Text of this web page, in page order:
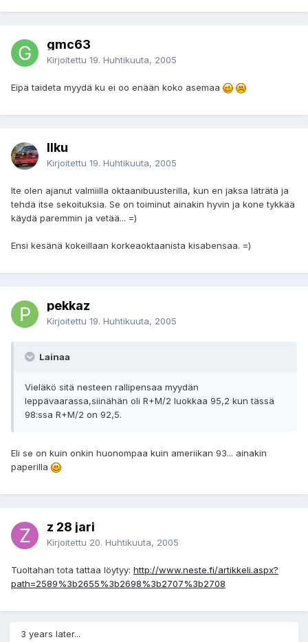
gmc63
Kirjoitettu 19. Huhtikuuta, 2005
Eipä taideta myydä ku ei oo enään koko asemaa
Ilku
Kirjoitettu 19. Huhtikuuta, 2005
Ite olen ajanut valmiilla oktaanibuusterilla, kun en jaksa läträtä ja
tehdä itse sekoituksia. Se on toiminut ainakin hyvin ja kone tykkää
käydä paremmin ja vetää... =)
Ensi kesänä kokeillaan korkeaoktaanista kisabensaa. =)
pekkaz
Kirjoitettu 19. Huhtikuuta, 2005
Lainaa
Vieläkö sitä nesteen rallipensaa myydän
leppävaarassa,siinähän oli R+M/2 luokkaa 95,2 kun tässä
98:ssa R+M/2 on 92,5.
Eli se on kuin onkin huonompaa kuin ameriikan 93... ainakin
paperilla
z 28 jari
Kirjoitettu 20. Huhtikuuta, 2005
Tuoltahan tota tattaa löytyy: http://www.neste.fi/artikkeli.aspx?
path=2589%3b2655%3b2698%3b2707%3b2708
3 years later...